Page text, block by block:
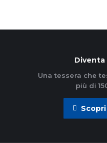
Diventa
Una tessera che
più di